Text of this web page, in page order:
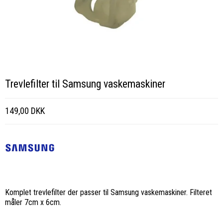
Trevlefilter til Samsung vaskemaskiner
149,00 DKK
Komplet trevlefilter der passer til Samsung vaskemaskiner. Filteret
måler 7cm x 6cm.